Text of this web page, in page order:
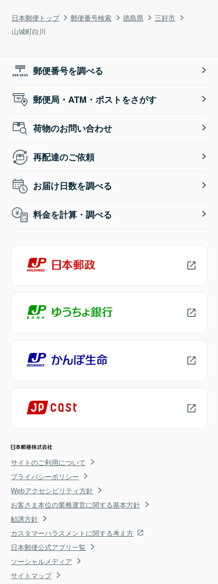
日本郵便トップ 郵便番号検索 徳島県
三好市
山城町白川
郵便番号を調べる
郵便局・ATM・ポストをさがす
荷物のお問い合わせ
再配達のご依頼
お届け日数を調べる
料金を計算・調べる
サイトのご利用について
プライバシーポリシー
Webアクセシビリティ方針
お客さま本位の業務運営に関する基本方針
勧誘方針
カスタマーハラスメントに関する考え方
日本郵便公式アプリ一覧
ソーシャルメディア
サイトマップ